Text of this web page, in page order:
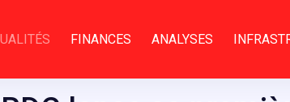
FINANCES ANALYSES